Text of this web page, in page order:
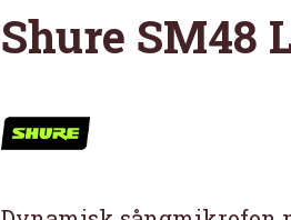
Shure SM48